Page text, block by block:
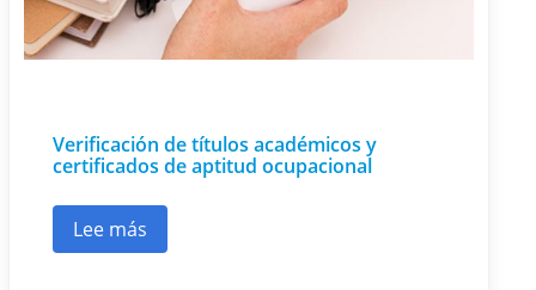
Verificación de títulos académicos y
certificados de aptitud ocupacional
Lee más
sobre Verificación de títulos académicos y